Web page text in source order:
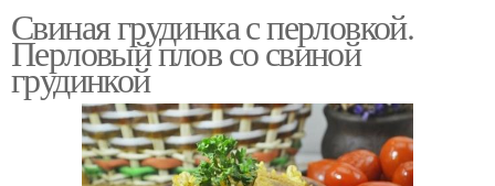
Свиная грудинка с перловкой.
Перловый плов со свиной
грудинкой